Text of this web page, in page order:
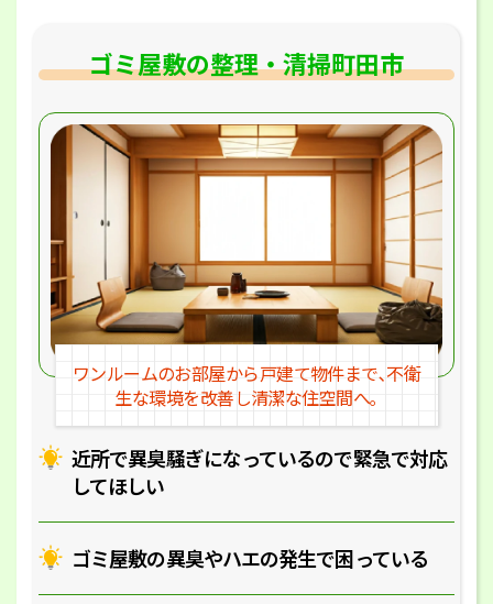
ゴミ屋敷の整理・清掃町田市
近所で異臭騒ぎになっているので緊急で対応
してほしい
ゴミ屋敷の異臭やハエの発生で困っている
ワンルームのお部屋から戸建て物件まで､不衛
生な環境を改善し清潔な住空間へ｡